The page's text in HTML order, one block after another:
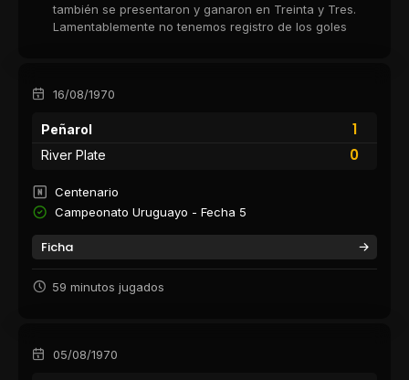
también se presentaron y ganaron en Treinta y Tres.
Lamentablemente no tenemos registro de los goles
16/08/1970
Peñarol
1
0
River Plate
Centenario
Campeonato Uruguayo - Fecha 5
Ficha
59 minutos jugados
05/08/1970